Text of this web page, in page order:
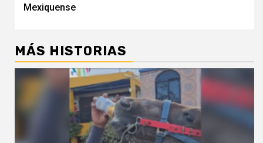
Mexiquense
MÁS HISTORIAS